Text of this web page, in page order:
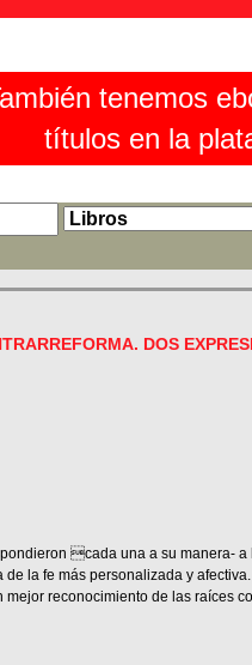
tenemos
títulos en la
DOS
cada una a su manera-
la fe más personalizada y
reconocimiento de las raíces